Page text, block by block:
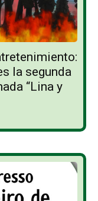
la segunda
“Lina y